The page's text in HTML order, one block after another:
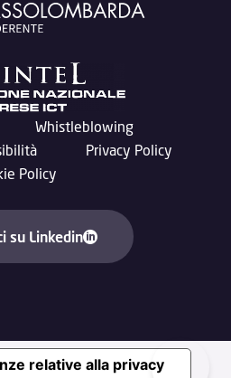
Whistleblowing
Privacy Policy
Policy
su Linkedin
relative alla privacy